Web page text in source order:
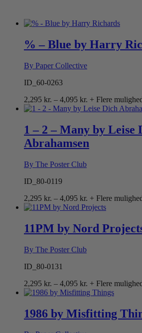
% – Blue by Harry
By Paper Collective
ID_60-0263
2,295 kr. – 4,095 kr. Prisinterval:
2,295 kr.
4,095 kr.
+ Flere
1 – 2 – Many by Leise
Abrahamsen
By The Poster Club
ID_80-0119
2,295 kr. – 4,095 kr. Prisinterval:
2,295 kr.
4,095 kr.
+ Flere
11PM by Nord
By The Poster Club
ID_80-0131
2,295 kr. – 4,095 kr. Prisinterval:
2,295 kr.
4,095 kr.
+ Flere
1986 by Misfitting